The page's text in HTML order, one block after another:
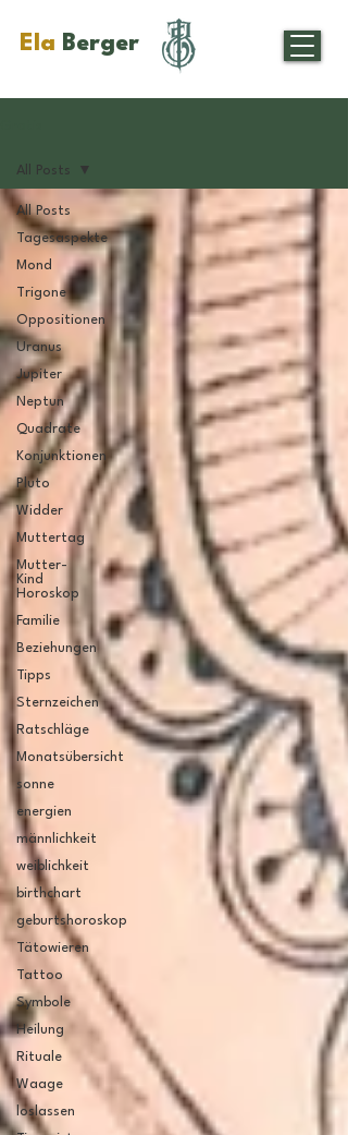
Ela Berger
All Posts
Tagesaspekte
Mond
Trigone
Oppositionen
Uranus
Jupiter
Neptun
Quadrate
Konjunktionen
Pluto
Widder
Muttertag
Mutter-
Kind
Horoskop
Familie
Beziehungen
Tipps
Sternzeichen
Ratschläge
Monatsübersicht
sonne
energien
männlichkeit
weiblichkeit
birthchart
geburtshoroskop
Tätowieren
Tattoo
Symbole
Heilung
Rituale
Waage
loslassen
All Posts